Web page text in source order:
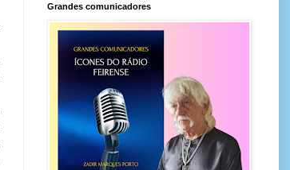
Grandes comunicadores